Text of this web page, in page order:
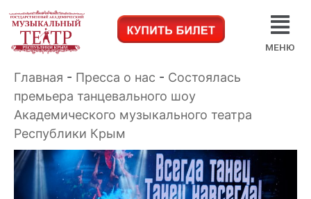
МЕНЮ
Главная - Пресса о нас - Состоялась
премьера танцевального шоу
Академического музыкального театра
Республики Крым